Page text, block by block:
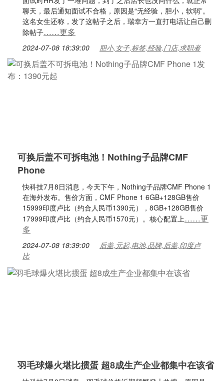
聊天，最后通知面试不合格，原因是“无经验，胆小，软弱”。
这名女生还称，发了这帖子之后，瑞幸方一直打电话让自己删
除帖子……更多
2024-07-08 18:39:00 胆小,女子,标签,经验,门店,求职者
可换后盖不可拆电池！Nothing子品牌CMF
Phone
快科技7月8日消息，今天下午，Nothing子品牌CMF Phone 1
在海外发布。售价方面，CMF Phone 1 6GB+128GB售价
15999印度卢比（约合人民币1390元），8GB+128GB售价
17999印度卢比（约合人民币1570元）。核心配置上……更
多
2024-07-08 18:39:00
后盖,元起,电池,品牌,后盖,印度卢
比
羽毛球爆火堪比掼蛋 超8成生产企业都集中在该省